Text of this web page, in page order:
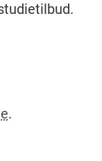
.